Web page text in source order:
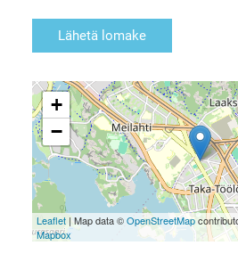
Lähetä lomake
+
−
Leaflet| Map data ©OpenStreetMap
Mapbox